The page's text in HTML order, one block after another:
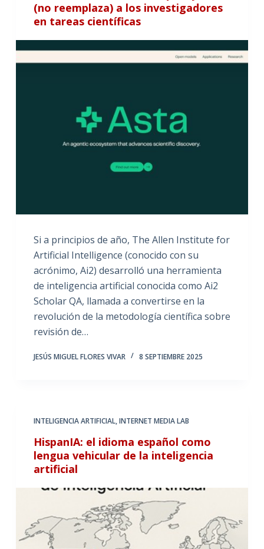
(no reemplaza) a los investigadores
en tareas científicas
Si a principios de año, The Allen Institute for
Artificial Intelligence (conocido con su
acrónimo, Ai2) desarrolló una herramienta
de inteligencia artificial conocida como Ai2
Scholar QA, llamada a convertirse en la
revolución de la metodología científica sobre
revisión de…
JESÚS MIGUEL FLORES VIVAR 8 SEPTIEMBRE 2025
INTELIGENCIA ARTIFICIAL,INTERNET MEDIA LAB
HispanIA: el idioma español como
lengua vehicular de la inteligencia
artificial